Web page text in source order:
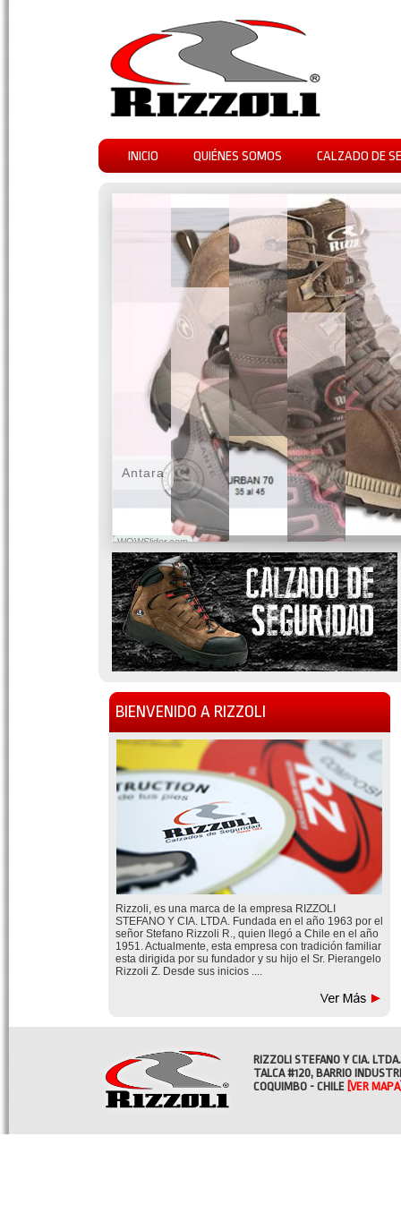
INICIO QUIÉNES SOMOS CALZADO DE
WOWSlider.com
Antara
BIENVENIDO A RIZZOLI
Rizzoli, es una marca de la empresa RIZZOLI
STEFANO Y CIA. LTDA. Fundada en el año 1963 por el
señor Stefano Rizzoli R., quien llegó a Chile en el año
1951. Actualmente, esta empresa con tradición familiar
esta dirigida por su fundador y su hijo el Sr. Pierangelo
Rizzoli Z. Desde sus inicios ....
RIZZOLI STEFANO Y CIA. LTDA.
TALCA #120, BARRIO
COQUIMBO - CHILE [VER